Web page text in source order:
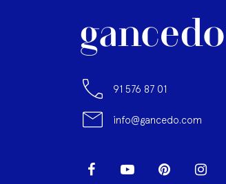
91 576 87 01
info@gancedo.com
Facebook YouTube Pinterest